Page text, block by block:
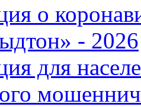
о
- 2026
для